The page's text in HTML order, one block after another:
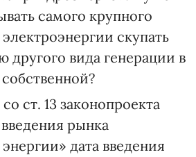
самого крупного
скупать
другого вида генерации в
ст. 13 законопроекта
рынка
дата введения